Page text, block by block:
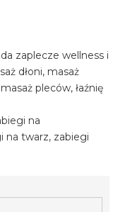
zaplecze wellness i
dłoni, masaż
pleców, łaźnię
na
na twarz, zabiegi